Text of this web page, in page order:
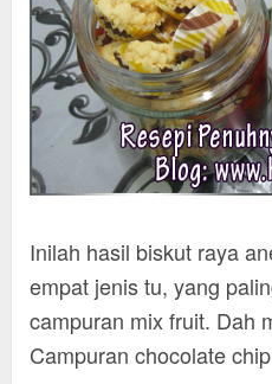
Inilah hasil biskut raya
empat jenis tu, yang
campuran mix fruit. Dah
Campuran chocolate